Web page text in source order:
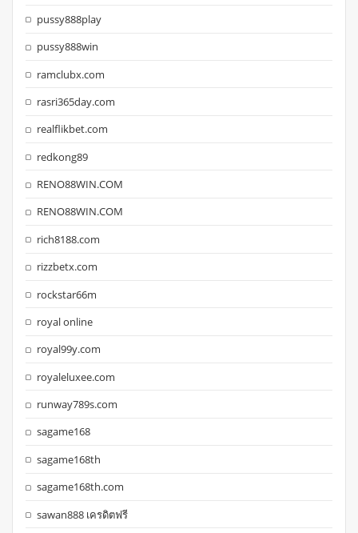
pussy888play
pussy888win
ramclubx.com
rasri365day.com
realflikbet.com
redkong89
RENO88WIN.COM
RENO88WIN.COM
rich8188.com
rizzbetx.com
rockstar66m
royal online
royal99y.com
royaleluxee.com
runway789s.com
sagame168
sagame168th
sagame168th.com
sawan888 เครดิตฟรี